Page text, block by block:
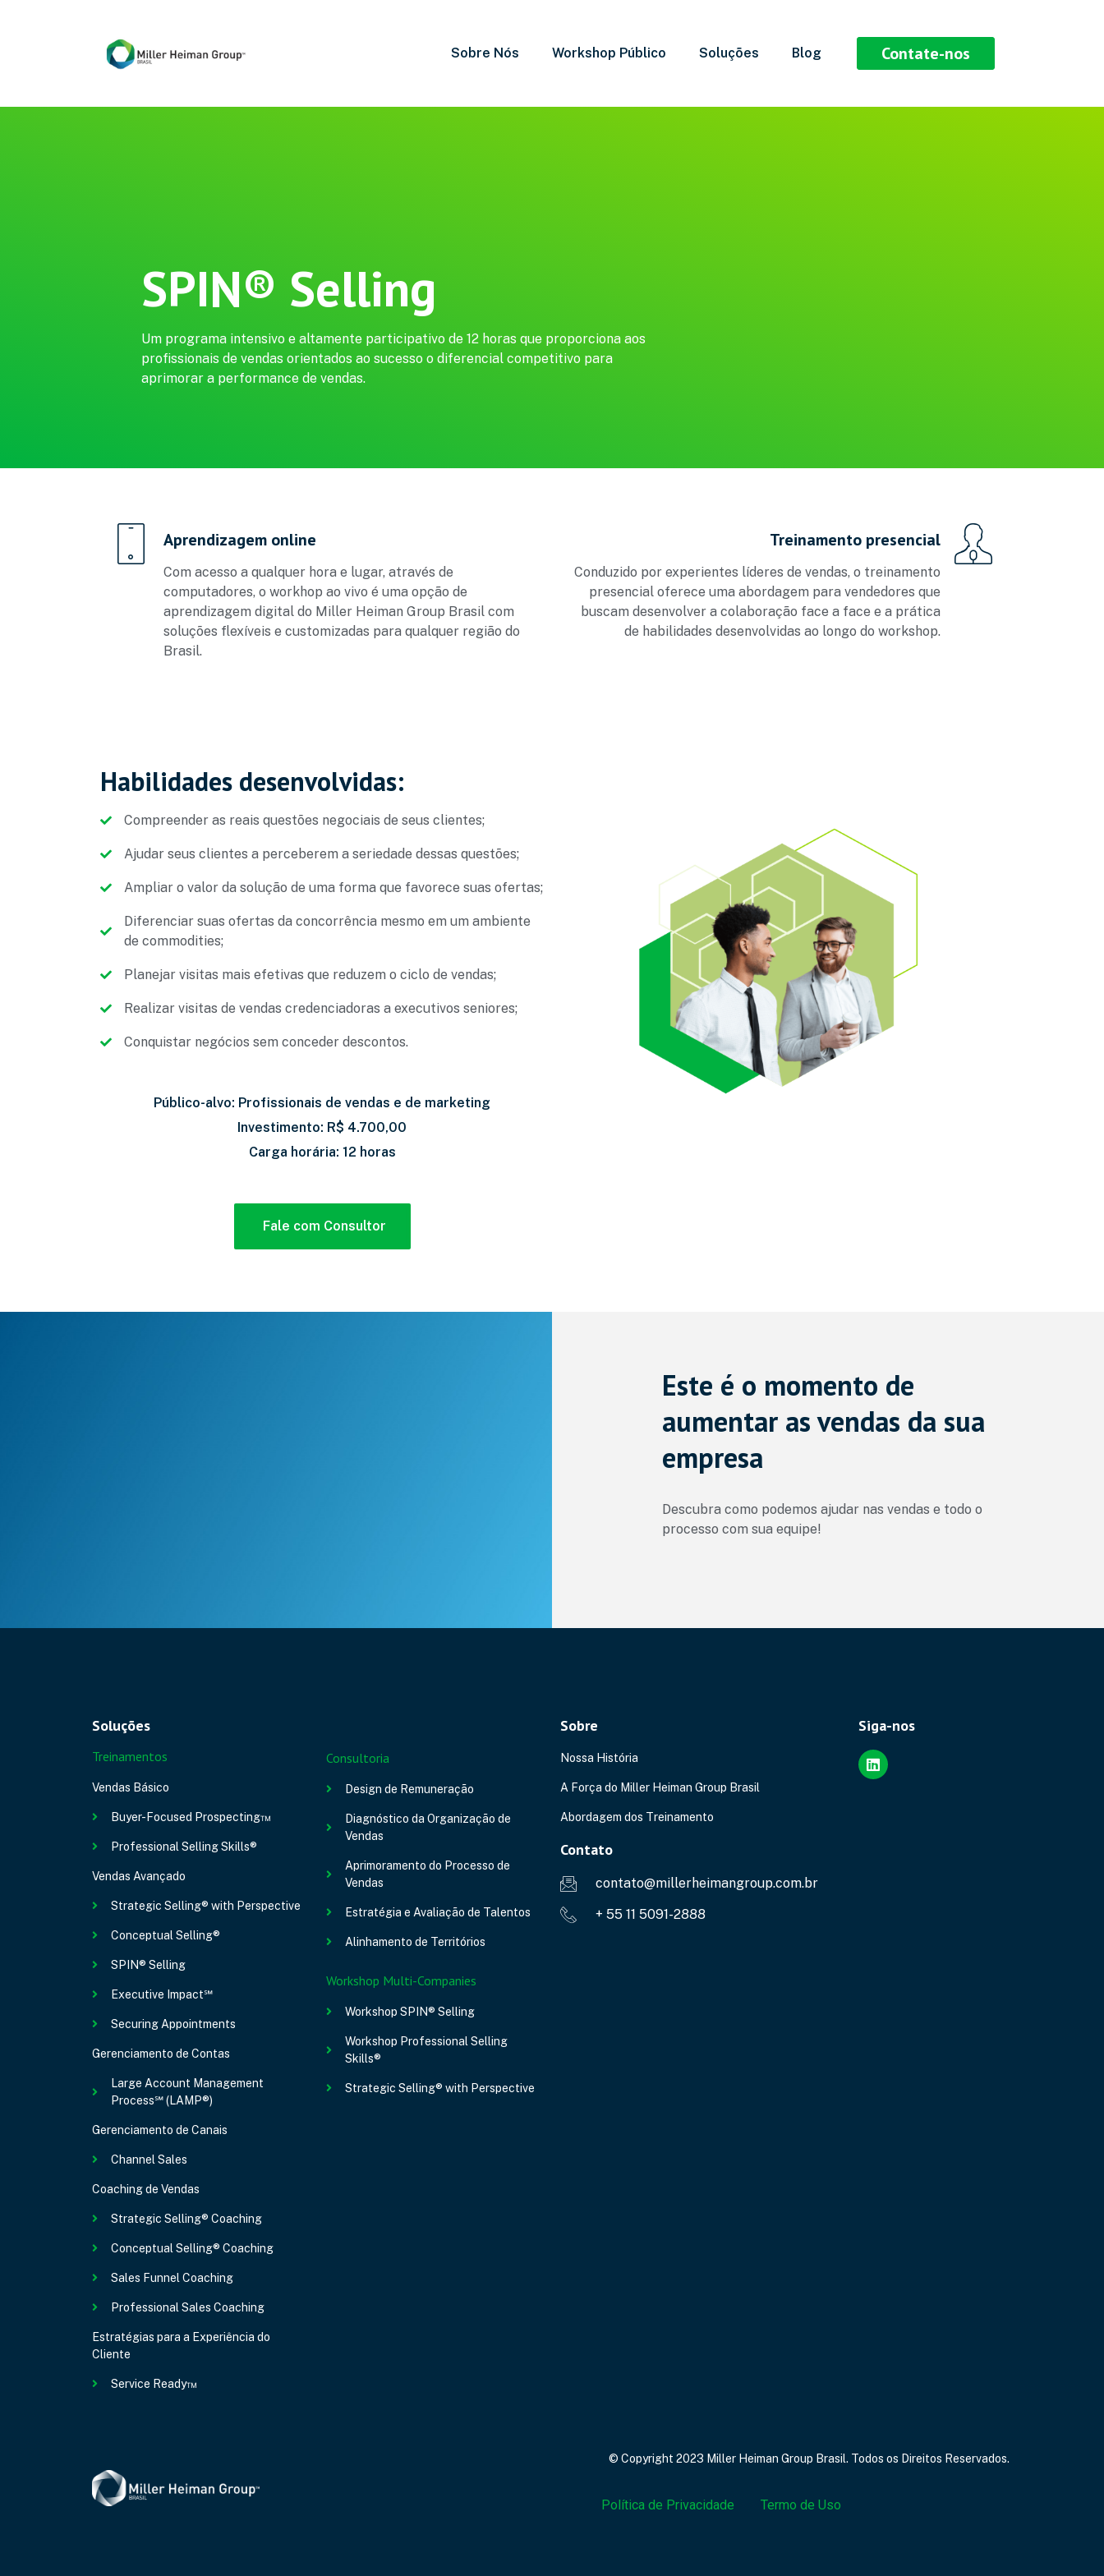
Sobre Nós Workshop Público Soluções Blog Contate-nos
SPIN® Selling
Um programa intensivo e altamente participativo de 12 horas que proporciona aos
profissionais de vendas orientados ao sucesso o diferencial competitivo para
aprimorar a performance de vendas.
Aprendizagem online
Com acesso a qualquer hora e lugar, através de
computadores, o workhop ao vivo é uma opção de
aprendizagem digital do Miller Heiman Group Brasil com
soluções flexíveis e customizadas para qualquer região do
Brasil.
Treinamento presencial
Conduzido por experientes líderes de vendas, o treinamento
presencial oferece uma abordagem para vendedores que
buscam desenvolver a colaboração face a face e a prática
de habilidades desenvolvidas ao longo do workshop.
Habilidades desenvolvidas:
Compreender as reais questões negociais de seus clientes;
Ajudar seus clientes a perceberem a seriedade dessas questões;
Ampliar o valor da solução de uma forma que favorece suas ofertas;
Diferenciar suas ofertas da concorrência mesmo em um ambiente
de commodities;
Planejar visitas mais efetivas que reduzem o ciclo de vendas;
Realizar visitas de vendas credenciadoras a executivos seniores;
Conquistar negócios sem conceder descontos.
Público-alvo: Profissionais de vendas e de marketing
Investimento: R$ 4.700,00
Carga horária: 12 horas
Fale com Consultor
Este é o momento de
aumentar as vendas da sua
empresa
Descubra como podemos ajudar nas vendas e todo o
processo com sua equipe!
Soluções
Treinamentos
Vendas Básico
Buyer-Focused Prospecting™
Professional Selling Skills®
Vendas Avançado
Strategic Selling® with Perspective
Conceptual Selling®
SPIN® Selling
Executive Impact℠
Securing Appointments
Gerenciamento de Contas
Large Account Management
Process℠ (LAMP®)
Gerenciamento de Canais
Channel Sales
Coaching de Vendas
Strategic Selling® Coaching
Conceptual Selling® Coaching
Sales Funnel Coaching
Professional Sales Coaching
Estratégias para a Experiência do
Cliente
Service Ready™
Consultoria
Design de Remuneração
Diagnóstico da Organização de
Vendas
Aprimoramento do Processo de
Vendas
Estratégia e Avaliação de Talentos
Alinhamento de Territórios
Workshop Multi-Companies
Workshop SPIN® Selling
Workshop Professional Selling
Skills®
Strategic Selling® with Perspective
Sobre
Nossa História
A Força do Miller Heiman Group Brasil
Abordagem dos Treinamento
Contato
contato@millerheimangroup.com.br
+ 55 11 5091-2888
Siga-nos
© Copyright 2023 Miller Heiman Group Brasil. Todos os Direitos Reservados.
Política de Privacidade Termo de Uso